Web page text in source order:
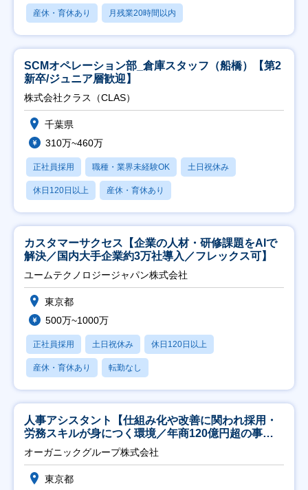
産休・育休あり 月残業20時間以内
SCMオペレーション部_倉庫スタッフ（船橋）【第2
新卒/ジュニア層歓迎】
株式会社クラス（CLAS）
千葉県
310万~460万
正社員採用 職種・業界未経験OK 土日祝休み
休日120日以上 産休・育休あり
カスタマーサクセス【企業の人材・研修課題をAIで
解決／国内大手企業約3万社導入／フレックス可】
ユームテクノロジージャパン株式会社
東京都
500万~1000万
正社員採用 土日祝休み 休日120日以上
産休・育休あり 転勤なし
人事アシスタント【仕組み化や改善に関われ採用・
労務スキルが身につく環境／年商120億円超の事業
会社】
オーガニックグループ株式会社
東京都